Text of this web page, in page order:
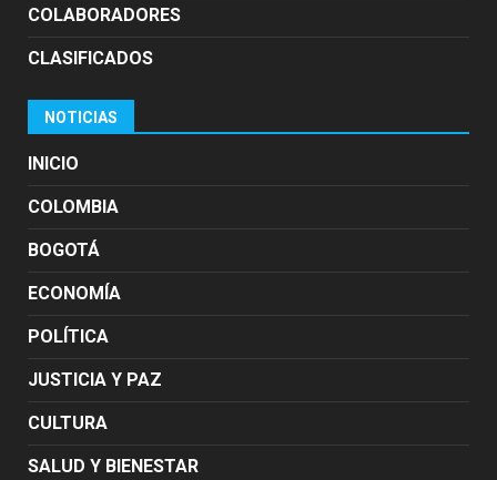
COLABORADORES
CLASIFICADOS
NOTICIAS
INICIO
COLOMBIA
BOGOTÁ
ECONOMÍA
POLÍTICA
JUSTICIA Y PAZ
CULTURA
SALUD Y BIENESTAR